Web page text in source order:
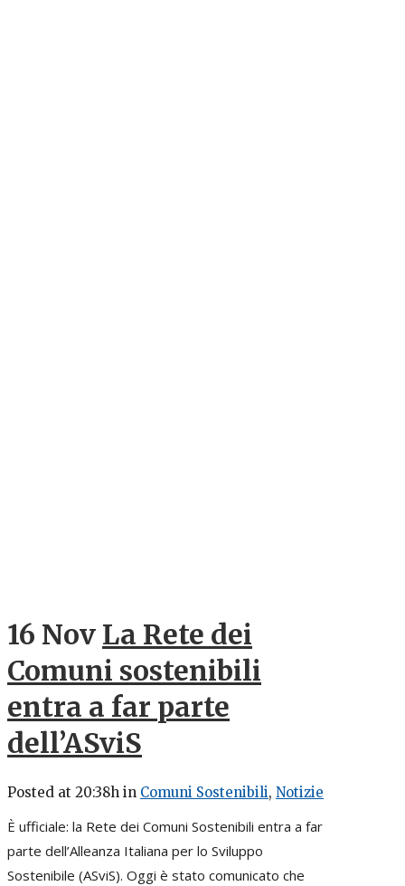
16 Nov La Rete dei
Comuni sostenibili
entra a far parte
dell’ASviS
Posted at 20:38h in Comuni Sostenibili, Notizie
È ufficiale: la Rete dei Comuni Sostenibili entra a far
parte dell’Alleanza Italiana per lo Sviluppo
Sostenibile (ASviS). Oggi è stato comunicato che